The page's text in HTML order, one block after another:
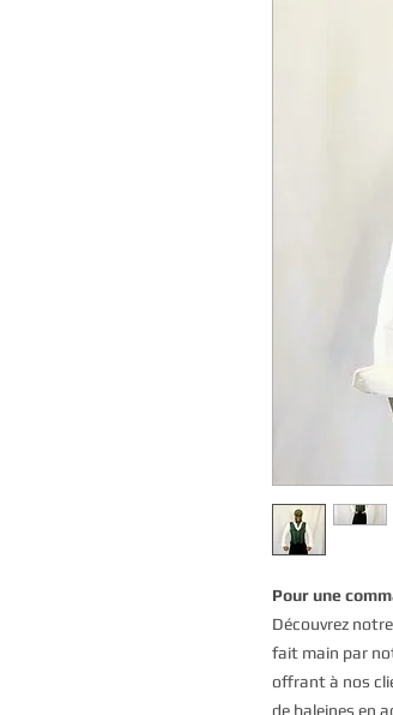
Pour une
Découvrez
fait main par
offrant à nos
de baleines en